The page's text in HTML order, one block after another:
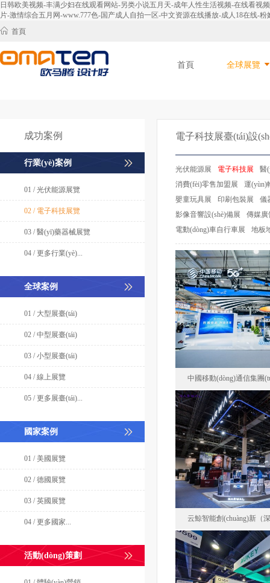
日韩欧美视频-丰满少妇在线观看网站-另类小说五月天-成年人性生活视频-在线看视
片-激情综合五月网-www.777色-国产成人自拍一区-中文资源在线播放-成人18在线-粉
首頁
首頁 全球展覽
成功案例
行業(yè)案例
01 / 光伏能源展覽
02 / 電子科技展覽
03 / 醫(yī)藥器械展覽
04 / 更多行業(yè)...
全球案例
01 / 大型展臺(tái)
02 / 中型展臺(tái)
03 / 小型展臺(tái)
04 / 線上展覽
05 / 更多展臺(tái)...
國家案例
01 / 美國展覽
02 / 德國展覽
03 / 英國展覽
04 / 更多國家...
活動(dòng)策劃
電子科技展臺(tái)設
光伏能源展 電子科技展
醫
消費(fèi)零售加盟展
運(yùn)
嬰童玩具展
印刷包裝展
儀
影像音響設(shè)備展
傳媒廣
電動(dòng)車自行車展
地板
中國移動(dòng)通信集團
中國移動(dòng)通信集
中國
面積
云鯨智能創(chuàng)新（
云鯨智能創(chuàng)